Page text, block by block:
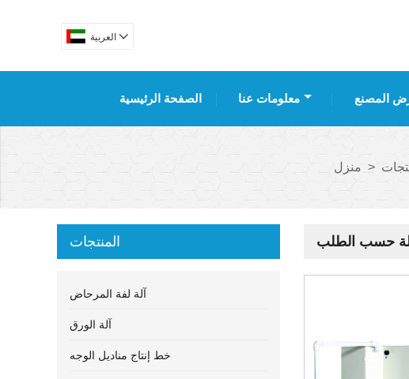
العربية 
الصفحة الرئيسية معلومات عنا المصنع
منزل >
حسب الطلب المنتجات
آلة لفة المرحاض
آلة الورق
خط إنتاج مناديل الوجه